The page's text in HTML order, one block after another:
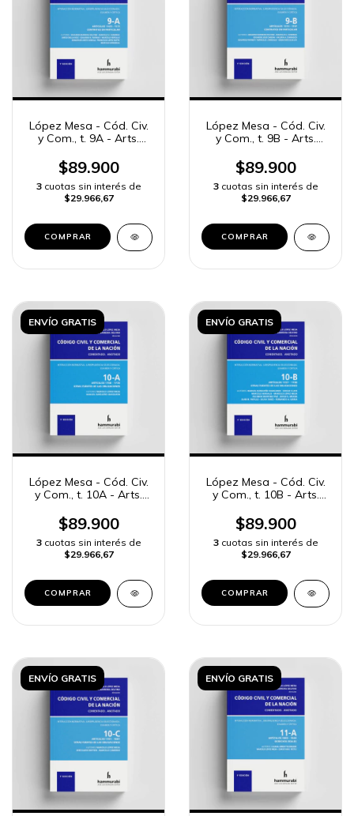
López Mesa - Cód. Civ.
y Com., t. 9A - Arts.
$89.900
3 cuotas sin interés de
$29.966,67
COMPRAR
López Mesa - Cód. Civ.
y Com., t. 9B - Arts.
$89.900
3 cuotas sin interés de
$29.966,67
COMPRAR
ENVÍO GRATIS
López Mesa - Cód. Civ.
y Com., t. 10A - Arts.
$89.900
3 cuotas sin interés de
$29.966,67
COMPRAR
ENVÍO GRATIS
López Mesa - Cód. Civ.
y Com., t. 10B - Arts.
$89.900
3 cuotas sin interés de
$29.966,67
COMPRAR
ENVÍO GRATIS ENVÍO GRATIS